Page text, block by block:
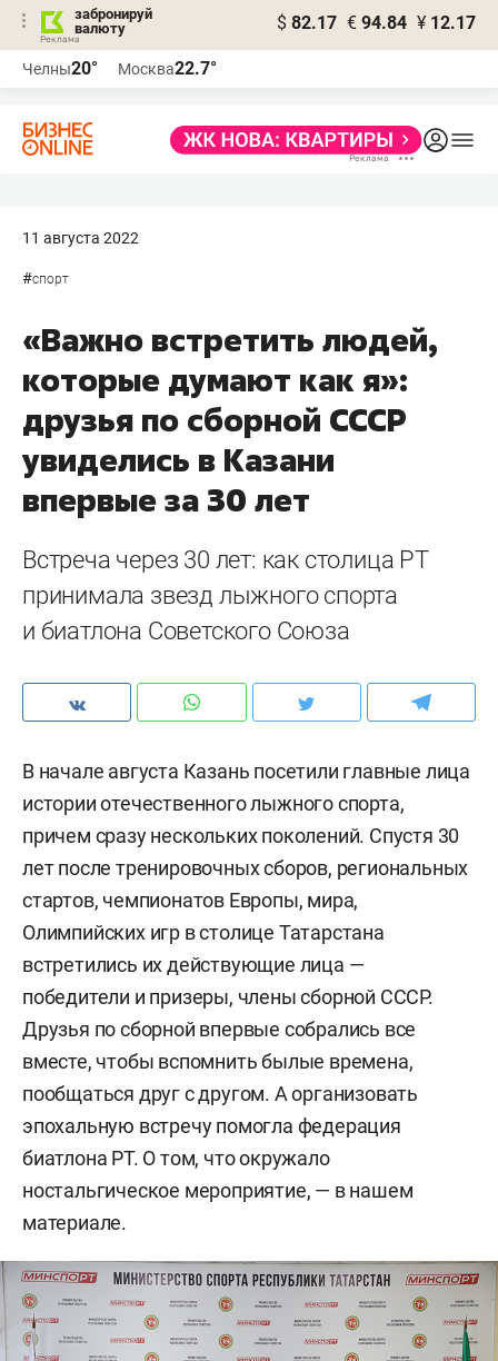
забронируй
валюту
$ 82.17 € 94.84 ¥ 12.17
Челны20° Москва22.7°
11 августа 2022
#спорт
«Важно встретить людей,
которые думают как я»:
друзья по сборной СССР
увиделись в Казани
впервые за 30 лет
Встреча через 30 лет: как столица РТ
принимала звезд лыжного спорта
и биатлона Советского Союза
В начале августа Казань посетили главные лица
истории отечественного лыжного спорта,
причем сразу нескольких поколений. Спустя 30
лет после тренировочных сборов, региональных
стартов, чемпионатов Европы, мира,
Олимпийских игр в столице Татарстана
встретились их действующие лица —
победители и призеры, члены сборной СССР.
Друзья по сборной впервые собрались все
вместе, чтобы вспомнить былые времена,
пообщаться друг с другом. А организовать
эпохальную встречу помогла федерация
биатлона РТ. О том, что окружало
ностальгическое мероприятие, — в нашем
материале.